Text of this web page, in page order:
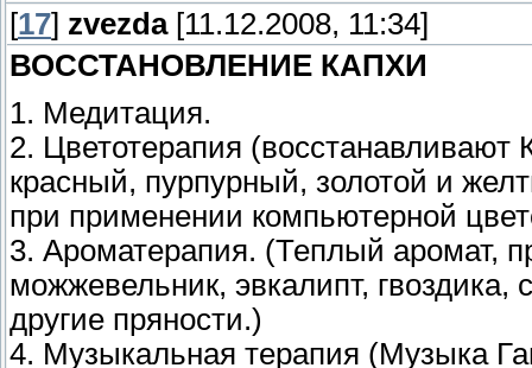
[17] zvezda[11.12.2008, 11:34]
ВОССТАНОВЛЕНИЕ КАПХИ
1. Медитация.
2. Цветотерапия
красный, пурпурный, золотой и
при применении компьютерной
3. Ароматерапия. (Теплый аромат,
можжевельник, эвкалипт,
другие пряности.)
4. Музыкальная терапия (Музыка